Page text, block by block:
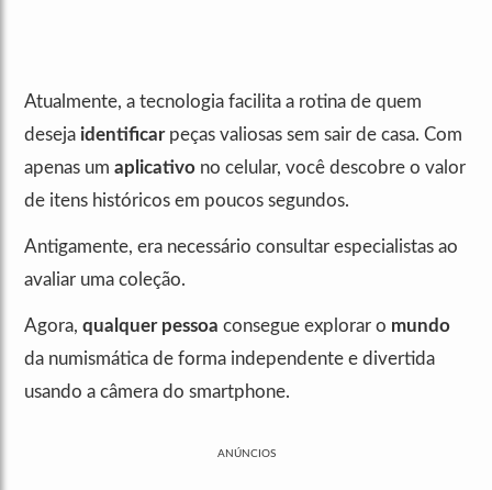
Atualmente, a tecnologia facilita a rotina de quem
deseja identificarpeças valiosas sem sair de casa. Com
apenas um aplicativo no celular, você descobre o valor
de itens históricos em poucos segundos.
Antigamente, era necessário consultar especialistas ao
avaliar uma coleção.
Agora, qualquer pessoa consegue explorar o mundo
da numismática de forma independente e divertida
usando a câmera do smartphone.
ANÚNCIOS